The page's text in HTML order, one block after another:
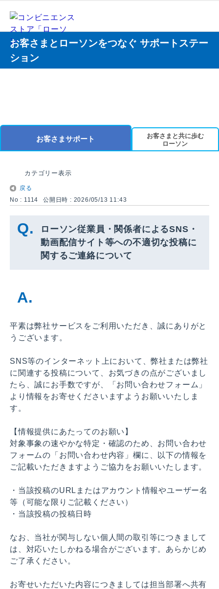
お客さまとローソンをつなぐ サポートステー
ション
お客さまサポート
お客さまと共に歩む
ローソン
カテゴリー表示
戻る
No : 1114
公開日時 : 2026/05/13 11:43
ローソン従業員・関係者によるSNS・
動画配信サイト等への不適切な投稿に
関するご連絡について
平素は弊社サービスをご利用いただき、誠にありがと
うございます。
SNS等のインターネット上において、弊社または弊社
に関連する投稿について、お気づきの点がございまし
たら、誠にお手数ですが、「お問い合わせフォーム」
より情報をお寄せくださいますようお願いいたしま
す。
【情報提供にあたってのお願い】
対象事象の速やかな特定・確認のため、お問い合わせ
フォームの「お問い合わせ内容」欄に、以下の情報を
ご記載いただきますようご協力をお願いいたします。
・当該投稿のURLまたはアカウント情報やユーザー名
等（可能な限りご記載ください）
・当該投稿の投稿日時
なお、当社が関与しない個人間の取引等につきまして
は、対応いたしかねる場合がございます。あらかじめ
ご了承ください。
お寄せいただいた内容につきましては担当部署へ共有